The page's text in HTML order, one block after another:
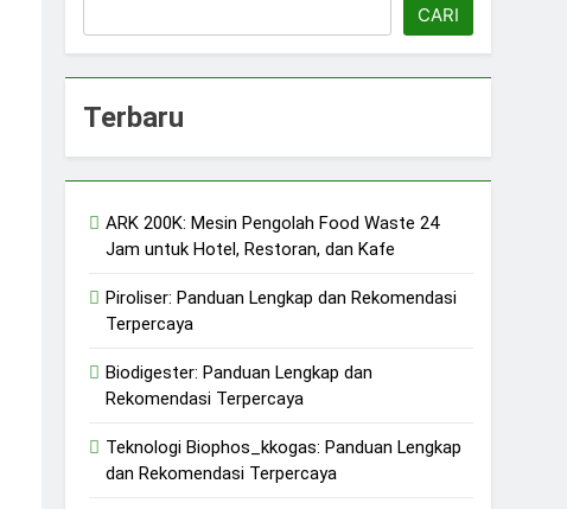
Berkelanjutan
CARI
Terbaru
ARK 200K: Mesin Pengolah Food Waste 24
Jam untuk Hotel, Restoran, dan Kafe
Piroliser: Panduan Lengkap dan Rekomendasi
Terpercaya
Biodigester: Panduan Lengkap dan
Rekomendasi Terpercaya
Teknologi Biophos_kkogas: Panduan Lengkap
dan Rekomendasi Terpercaya